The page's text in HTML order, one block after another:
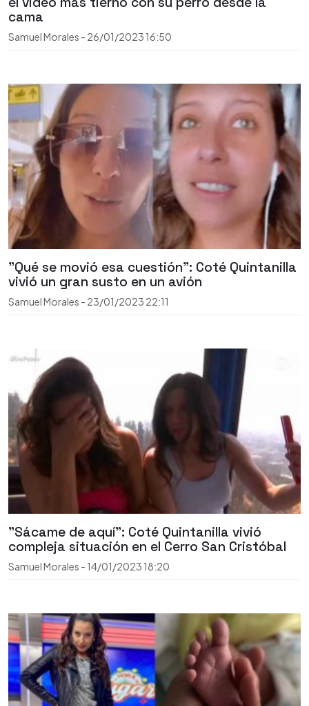
cama
Samuel Morales - 26/01/2023 16:50
"Qué se movió esa cuestión": Coté Quintanilla
vivió un gran susto en un avión
Samuel Morales - 23/01/2023 22:11
"Sácame de aquí": Coté Quintanilla vivió
compleja situación en el Cerro San Cristóbal
Samuel Morales - 14/01/2023 18:20